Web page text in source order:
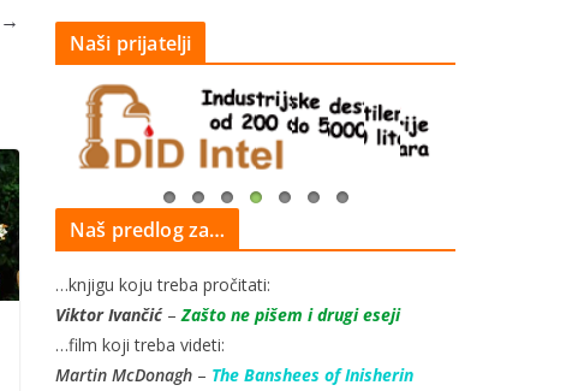
→
Naši prijatelji
Naš predlog za…
…knjigu koju treba pročitati:
Viktor Ivančić– Zašto ne pišem i drugi eseji
…film koji treba videti:
Martin McDonagh – The Banshees of Inisherin